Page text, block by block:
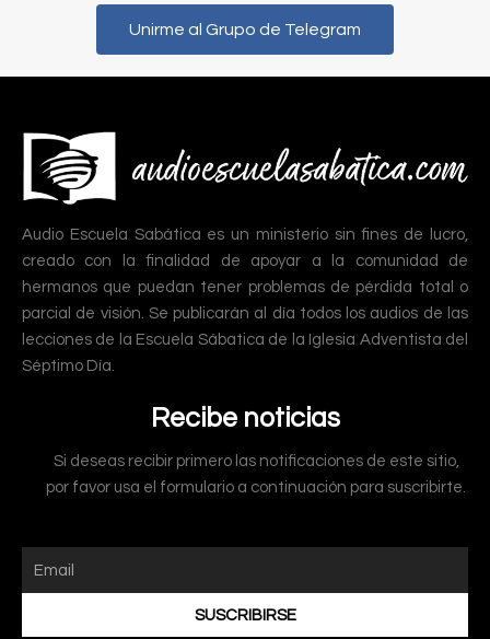
Unirme al Grupo de Telegram
Audio Escuela Sabática es un ministerio sin fines de lucro,
creado con la finalidad de apoyar a la comunidad de
hermanos que puedan tener problemas de pérdida total o
parcial de visión. Se publicarán al día todos los audios de las
lecciones de la Escuela Sábatica de la Iglesia Adventista del
Séptimo Día.
Recibe noticias
Si deseas recibir primero las notificaciones de este sitio,
por favor usa el formulario a continuación para suscribirte.
SUSCRIBIRSE